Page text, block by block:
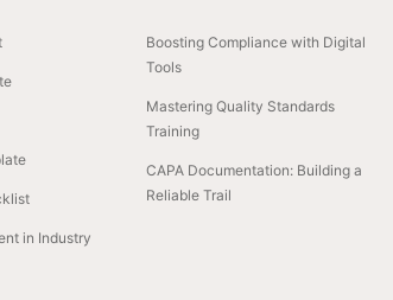
in Industry
Boosting Compliance with Digital
Tools
Mastering Quality Standards
Training
CAPA Documentation: Building a
Reliable Trail